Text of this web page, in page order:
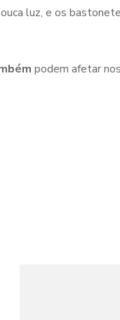
luz, e os
podem afetar